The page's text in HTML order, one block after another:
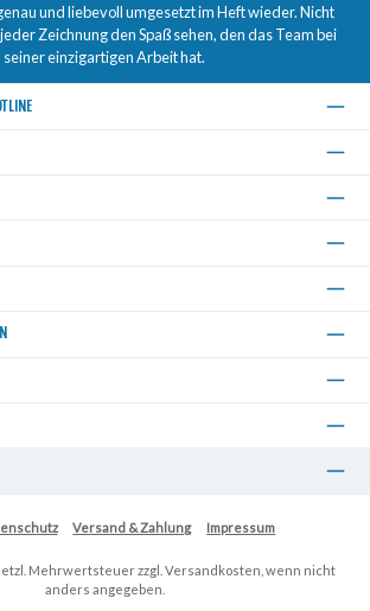
und liebevoll umgesetzt im Heft wieder. Nicht
Zeichnung den Spaß sehen, den das Team bei
seiner einzigartigen Arbeit hat.
Versand & Zahlung Impressum
Mehrwertsteuer zzgl. Versandkosten , wenn nicht
anders angegeben.